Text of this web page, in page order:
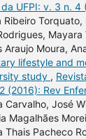
UFPI: v. 3 n. 4
Ribeiro
Araujo Moura,
lifestyle and
study ,
(2016): Rev
Carvalho, José
Magalhães
Thais Pacheco